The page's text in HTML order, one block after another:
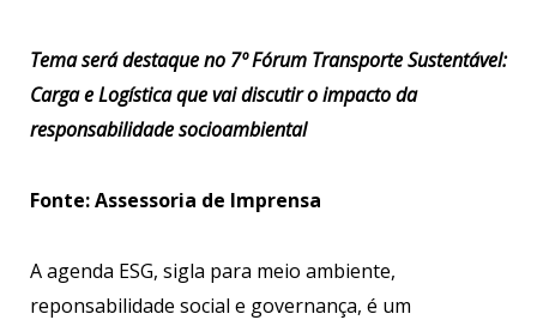
Tema será destaque no 7º Fórum Transporte Sustentável:
Carga e Logística que vai discutir o impacto da
responsabilidade socioambiental
Fonte: Assessoria de Imprensa
A agenda ESG, sigla para meio ambiente,
reponsabilidade social e governança, é um